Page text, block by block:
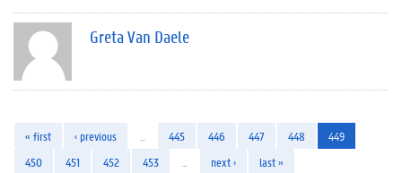
Greta Van Daele
« first ‹ previous 445 446 447 448
449
450
451 452 453 next › last »